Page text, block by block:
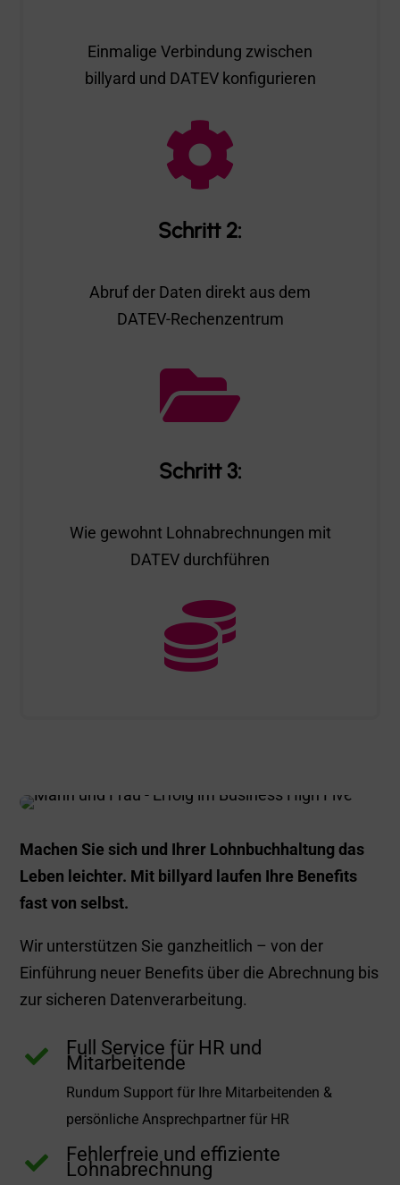
Einmalige Verbindung zwischen
billyard und DATEV konfigurieren

Schritt 2:
Abruf der Daten direkt aus dem
DATEV-Rechenzentrum

Schritt 3:
Wie gewohnt Lohnabrechnungen mit
DATEV durchführen

Machen Sie sich und Ihrer Lohnbuchhaltung das
Leben leichter. Mit billyard laufen Ihre Benefits
fast von selbst.
Wir unterstützen Sie ganzheitlich – von der
Einführung neuer Benefits über die Abrechnung bis
zur sicheren Datenverarbeitung.
 Full Service für HR und
Mitarbeitende
Rundum Support für Ihre Mitarbeitenden &
persönliche Ansprechpartner für HR
 Fehlerfreie und effiziente
Lohnabrechnung